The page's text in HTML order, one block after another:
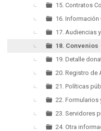
15. Contratos
16. Información
17. Audiencias
18. Convenios
19. Detalle
20. Registro de
21. Políticas
22.
23. Servidores
24. Otra